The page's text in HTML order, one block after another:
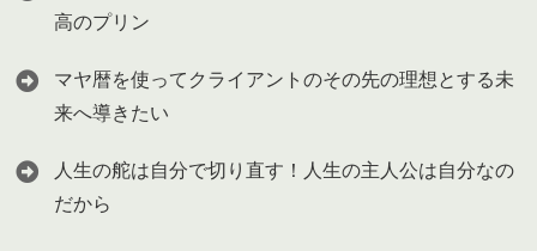
高のプリン
マヤ暦を使ってクライアントのその先の理想とする未
来へ導きたい
人生の舵は自分で切り直す！人生の主人公は自分なの
だから